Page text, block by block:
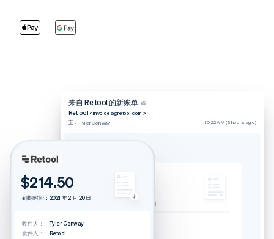
来自 Retool 的新账单
Retool <invoices@retool.com>
至： Tyler Conway 10:22 AM (3 hours ago)
账单来自 Retool
$214.50
到期时间：2021 年 2 月 20 日
$214.50
到期时间：2021 年 2 月 20 日
收件人： Tyler Conway
发件人： Retool